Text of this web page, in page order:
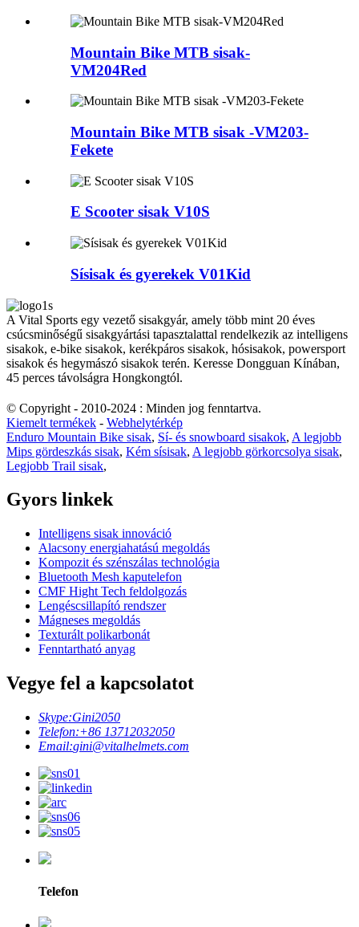
Mountain Bike MTB sisak-
VM204Red
Mountain Bike MTB sisak -VM203-
Fekete
E Scooter sisak V10S
Sísisak és gyerekek V01Kid
A Vital Sports egy vezető sisakgyár, amely több mint 20 éves
csúcsminőségű sisakgyártási tapasztalattal rendelkezik az intelligens
sisakok, e-bike sisakok, kerékpáros sisakok, hósisakok, powersport
sisakok és hegymászó sisakok terén. Keresse Dongguan Kínában,
45 perces távolságra Hongkongtól.
© Copyright - 2010-2024 : Minden jog fenntartva.
Kiemelt termékek - Webhelytérkép
Enduro Mountain Bike sisak, Sí- és snowboard sisakok, A legjobb
Mips gördeszkás sisak, Kém sísisak, A legjobb görkorcsolya sisak,
Legjobb Trail sisak,
Gyors linkek
Intelligens sisak innováció
Alacsony energiahatású megoldás
Kompozit és szénszálas technológia
Bluetooth Mesh kaputelefon
CMF Hight Tech feldolgozás
Lengéscsillapító rendszer
Mágneses megoldás
Texturált polikarbonát
Fenntartható anyag
Vegye fel a kapcsolatot
Skype:Gini2050
Telefon:+86 13712032050
Email:gini@vitalhelmets.com
Telefon